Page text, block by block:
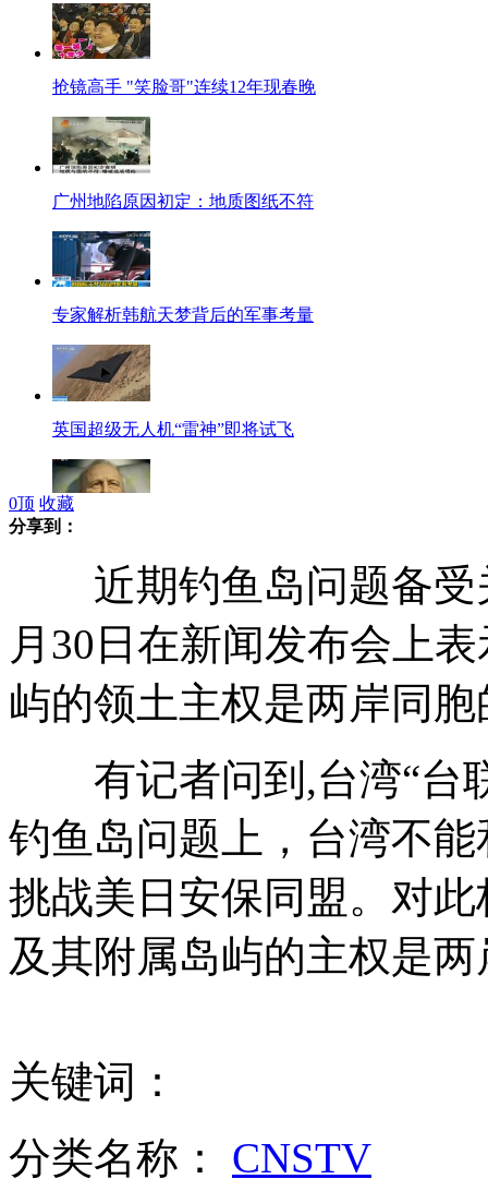
抢镜高手 "笑脸哥"连续12年现春晚
广州地陷原因初定：地质图纸不符
专家解析韩航天梦背后的军事考量
英国超级无人机“雷神”即将试飞
男子裹76公斤头巾四处宣传和平
男子网购芝士面粉收到整箱智能手机
基层干部吐露：饭局就是机会
女孩北京地铁殴打老人 痛下狠手拳打脚踢
0顶 收藏
分享到：
近期钓鱼岛问题备受
月30日在新闻发布会上
屿的领土主权是两岸同
有记者问到,台湾“台
钓鱼岛问题上，台湾不
挑战美日安保同盟。对
及其附属岛屿的主权是
关键词：
分类名称： CNSTV